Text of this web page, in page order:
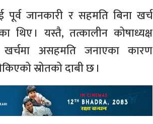
जानकारी र सहमति बिना खर्च
थिए । यस्तै, तत्कालीन कोषाध्यक्ष
खर्चमा असहमति जनाएका कारण
स्रोतको दाबी छ ।